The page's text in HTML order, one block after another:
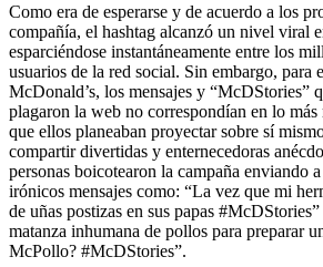
Como era de esperarse y de acuerdo a los
compañía, el hashtag alcanzó un nivel viral
esparciéndose instantáneamente entre los
usuarios de la red social. Sin embargo, para
McDonald’s, los mensajes y “McDStories”
plagaron la web no correspondían en lo
que ellos planeaban proyectar sobre sí
compartir divertidas y enternecedoras
personas boicotearon la campaña enviando
irónicos mensajes como: “La vez que mi
de uñas postizas en sus papas
matanza inhumana de pollos para preparar
McPollo? #McDStories”.